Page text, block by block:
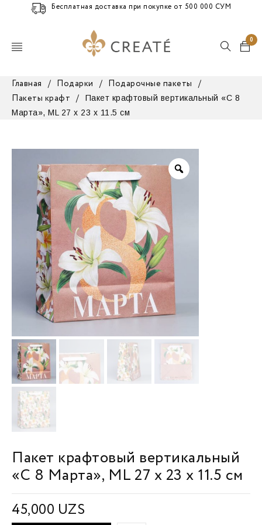
Бесплатная доставка при покупке от 500 000 СУМ
0
Главная / Подарки / Подарочные пакеты
/
Пакеты крафт
/
Пакет крафтовый вертикальный «С 8
Марта», ML 27 х 23 х 11.5 см
Пакет крафтовый вертикальный
«С 8 Марта», ML 27 х 23 х 11.5 см
45,000 UZS